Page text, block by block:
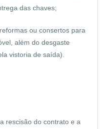
das chaves;
ou consertos para
além do desgaste
vistoria de saída).
rescisão do contrato e a